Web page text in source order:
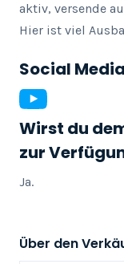
Social
aktiv, versende
Hier ist viel
Wirst du
zur
Ja.
Über den